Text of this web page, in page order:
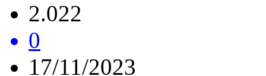
2.022
0
17/11/2023